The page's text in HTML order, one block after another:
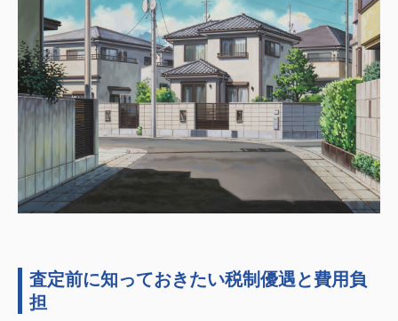
査定前に知っておきたい税制優遇と費用負
担